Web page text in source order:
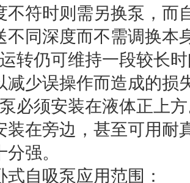
不符时则需另换泵，而
不同深度而不需调换本
转仍可维持一段较长
减少误操作而造成的损
必须安装在液体正上
装在旁边，甚至可用耐
强。
式自吸泵应用范围：